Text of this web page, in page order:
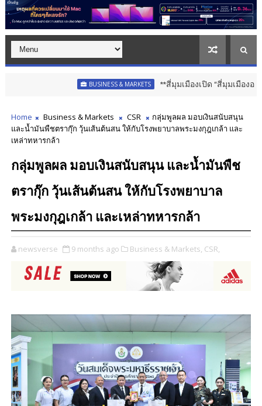
BUSINESS & MARKETS **สี่มุมเมืองเปิด “สี่มุมเมืองออนไลน์”
Home Business & Markets CSR
กลุ่มพูลผล มอบเงินสนับสนุน
และน้ำมันพืชตรากุ๊ก วุ้นเส้นต้นสน ให้กับโรงพยาบาลพระมงกุฎเกล้า และ
เหล่าทหารกล้า
กลุ่มพูลผล มอบเงินสนับสนุน และน้ำมันพืช
ตรากุ๊ก วุ้นเส้นต้นสน ให้กับโรงพยาบาล
พระมงกุฎเกล้า และเหล่าทหารกล้า
newsverse 9 months ago Business & Markets, CSR,